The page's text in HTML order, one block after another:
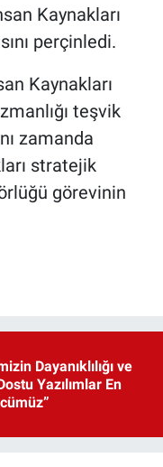
Kaynakları
perçinledi.
Kaynakları
teşvik
zamanda
stratejik
görevinin
Dayanıklılığı ve
Yazılımlar En